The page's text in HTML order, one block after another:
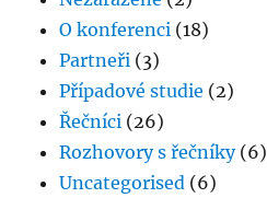
O konferenci (18)
Partneři (3)
Případové studie (2)
Řečníci (26)
Rozhovory s řečníky(6)
Uncategorised (6)